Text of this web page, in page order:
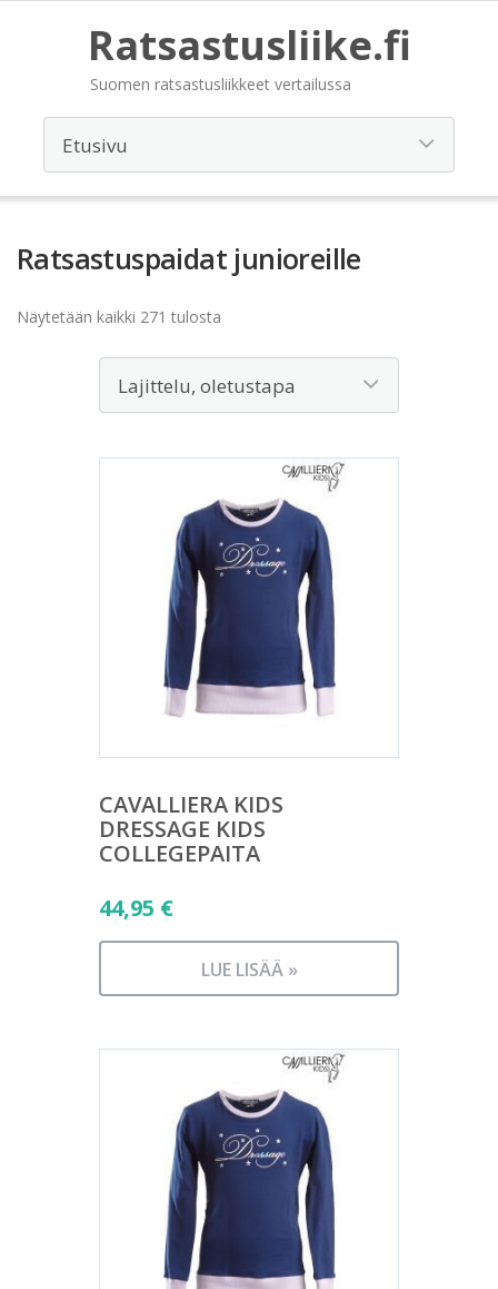
Ratsastusliike.fi
Suomen ratsastusliikkeet vertailussa
Ratsastuspaidat junioreille
Näytetään kaikki 271 tulosta
CAVALLIERA KIDS
DRESSAGE KIDS
COLLEGEPAITA
44,95 €
LUE LISÄÄ »